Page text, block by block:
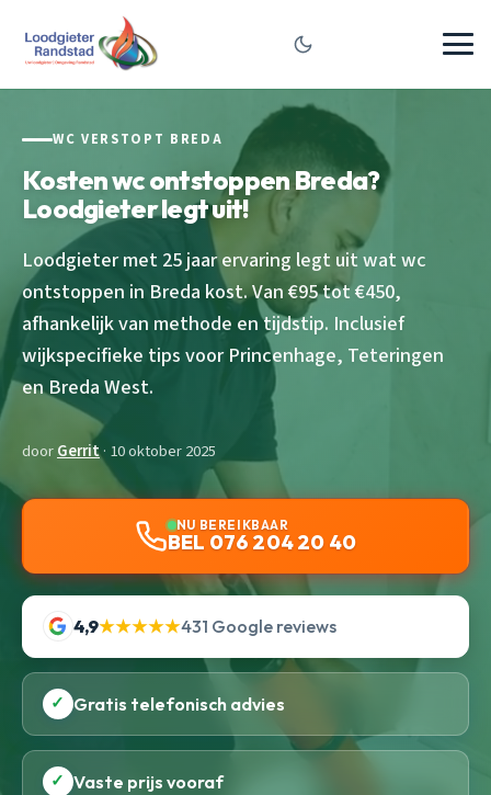
WC VERSTOPT BREDA
Kosten wc ontstoppen Breda?
Loodgieter legt uit!
Loodgieter met 25 jaar ervaring legt uit wat wc
ontstoppen in Breda kost. Van €95 tot €450,
afhankelijk van methode en tijdstip. Inclusief
wijkspecifieke tips voor Princenhage, Teteringen
en Breda West.
doorGerrit· 10 oktober 2025
NU BEREIKBAAR
BEL 076 204 20 40
4,9★★★★★431 Google reviews
✓ Gratis telefonisch advies
✓ Vaste prijs vooraf